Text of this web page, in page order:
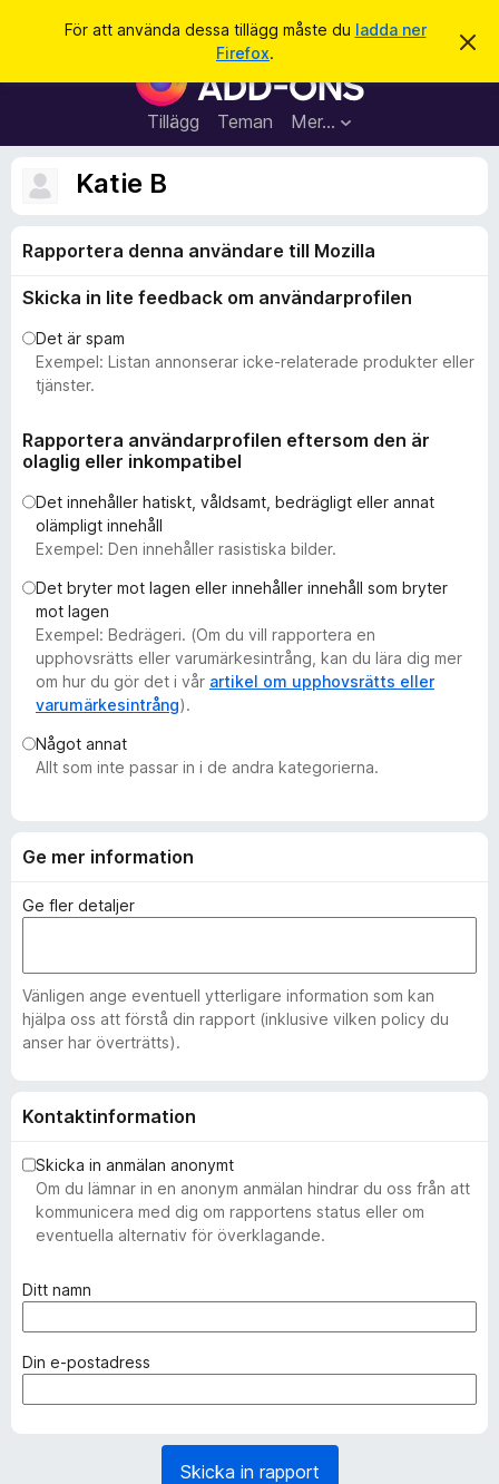
För att använda dessa tillägg måste du ladda ner
Firefox.
A
d
n
W
e
b
b
a
t
l
g
r
i
r
e
f
Tillägg Teman Mer…
Logga in
k
Katie B
Rapportera denna användare till Mozilla
Skicka in lite feedback om användarprofilen
Det är spam
Exempel: Listan annonserar icke-relaterade produkter eller
tjänster.
Rapportera användarprofilen eftersom den är
olaglig eller inkompatibel
Det innehåller hatiskt, våldsamt, bedrägligt eller annat
olämpligt innehåll
Exempel: Den innehåller rasistiska bilder.
Det bryter mot lagen eller innehåller innehåll som bryter
mot lagen
Exempel: Bedrägeri. (Om du vill rapportera en
upphovsrätts eller varumärkesintrång, kan du lära dig mer
om hur du gör det i vår artikel om upphovsrätts eller
varumärkesintrång).
Något annat
Allt som inte passar in i de andra kategorierna.
Ge mer information
Ge fler detaljer
Vänligen ange eventuell ytterligare information som kan
hjälpa oss att förstå din rapport (inklusive vilken policy du
anser har överträtts).
Kontaktinformation
Skicka in anmälan anonymt
Om du lämnar in en anonym anmälan hindrar du oss från att
kommunicera med dig om rapportens status eller om
eventuella alternativ för överklagande.
Ditt namn
r
ä
s
Din e-postadress
r
Skicka in rapport